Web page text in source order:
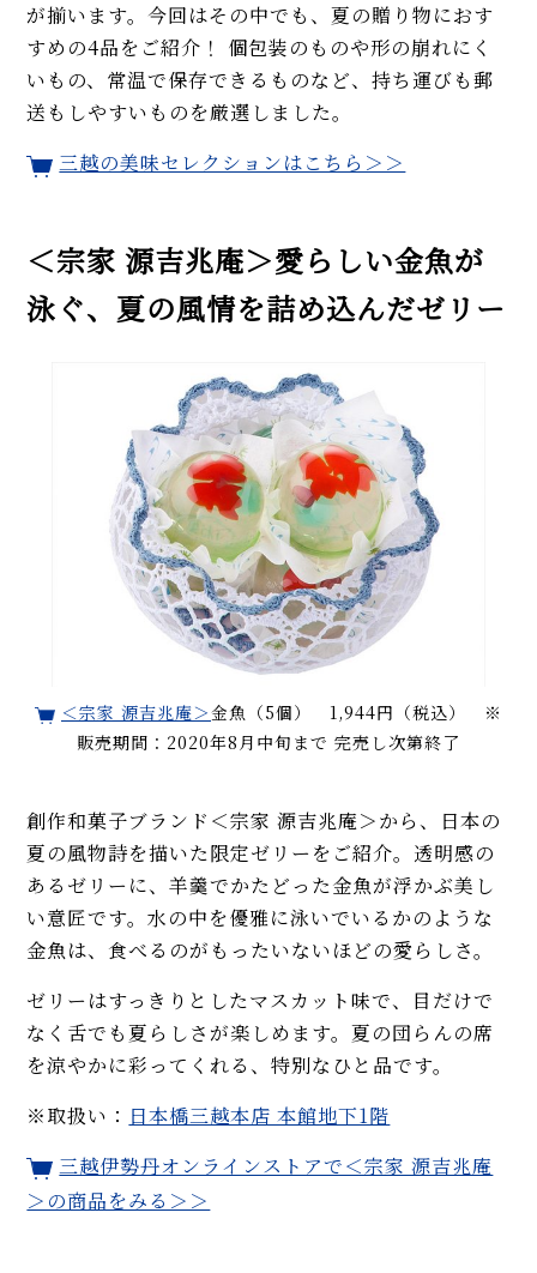
が揃います。今回はその中でも、夏の贈り物におす
すめの4品をご紹介！ 個包装のものや形の崩れにく
いもの、常温で保存できるものなど、持ち運びも郵
送もしやすいものを厳選しました。
三越の美味セレクションはこちら＞＞
＜宗家 源吉兆庵＞愛らしい金魚が
泳ぐ、夏の風情を詰め込んだゼリー
＜宗家 源吉兆庵＞金魚（5個） 1,944円（税込） ※
販売期間：2020年8月中旬まで 完売し次第終了
創作和菓子ブランド＜宗家 源吉兆庵＞から、日本の
夏の風物詩を描いた限定ゼリーをご紹介。透明感の
あるゼリーに、羊羹でかたどった金魚が浮かぶ美し
い意匠です。水の中を優雅に泳いでいるかのような
金魚は、食べるのがもったいないほどの愛らしさ。
ゼリーはすっきりとしたマスカット味で、目だけで
なく舌でも夏らしさが楽しめます。夏の団らんの席
を涼やかに彩ってくれる、特別なひと品です。
※取扱い： 日本橋三越本店 本館地下1階
三越伊勢丹オンラインストアで＜宗家 源吉兆庵
＞の商品をみる＞＞